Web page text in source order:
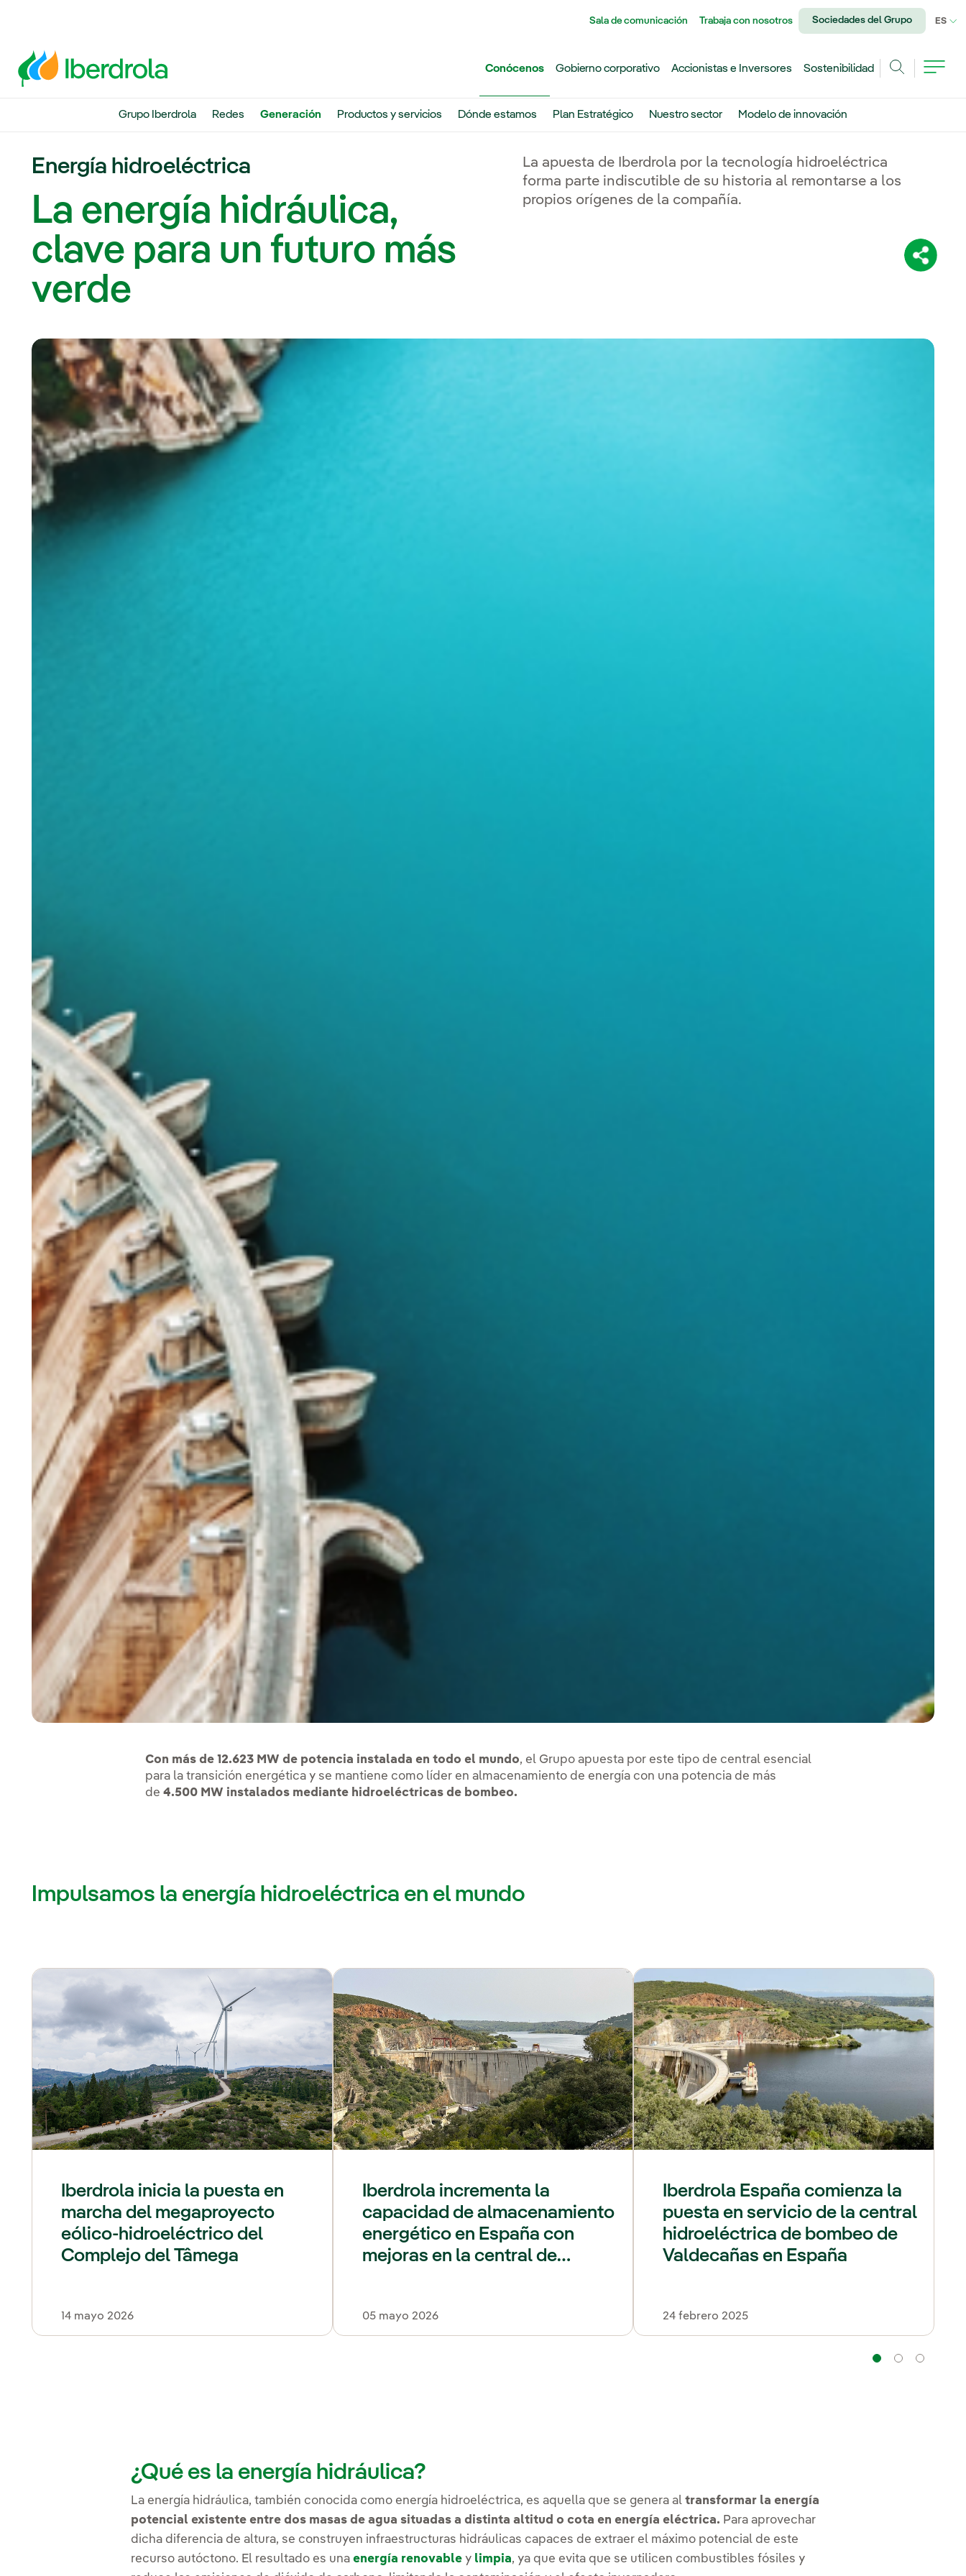
Sala de comunicación Trabaja con nosotros Sociedades del Grupo ES
Conócenos Gobierno corporativo Accionistas e Inversores
Sostenibilidad
Grupo Iberdrola Redes Generación Productos y servicios Dónde estamos Plan Estratégico Nuestro sector Modelo de innovación
Energía hidroeléctrica
La energía hidráulica,
clave para un futuro más
verde
La apuesta de Iberdrola por la tecnología hidroeléctrica
forma parte indiscutible de su historia al remontarse a los
propios orígenes de la compañía.
Con más de 12.623 MW de potencia instalada en todo el mundo, el Grupo apuesta por este tipo de central esencial
para la transición energética y se mantiene como líder en almacenamiento de energía con una potencia de más
de 4.500 MW instalados mediante hidroeléctricas de bombeo.
Impulsamos la energía hidroeléctrica en el mundo
Iberdrola inicia la puesta en
marcha del megaproyecto
eólico-hidroeléctrico del
Complejo del Tâmega
14 mayo 2026
Iberdrola incrementa la
capacidad de almacenamiento
energético en España con
mejoras en la central de
05 mayo 2026
Iberdrola España comienza la
puesta en servicio de la central
hidroeléctrica de bombeo de
Valdecañas en España
24 febrero 2025
¿Qué es la energía hidráulica?
La energía hidráulica, también conocida como energía hidroeléctrica, es aquella que se genera al transformar la energía
potencial existente entre dos masas de agua situadas a distinta altitud o cota en energía eléctrica. Para aprovechar
dicha diferencia de altura, se construyen infraestructuras hidráulicas capaces de extraer el máximo potencial de este
recurso autóctono. El resultado es una energía renovable y limpia, ya que evita que se utilicen combustibles fósiles y